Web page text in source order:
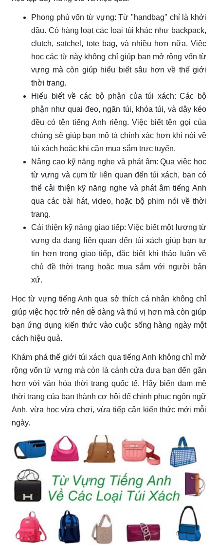
Phong phú vốn từ vựng: Từ "handbag" chỉ là khởi
đầu. Có hàng loạt các loại túi khác như backpack,
clutch, satchel, tote bag, và nhiều hơn nữa. Việc
học các từ này không chỉ giúp bạn mở rộng vốn từ
vựng mà còn giúp hiểu biết sâu hơn về thế giới
thời trang.
Hiểu biết về các bộ phận của túi xách: Các bộ
phận như quai đeo, ngăn túi, khóa túi, và dây kéo
đều có tên tiếng Anh riêng. Việc biết tên gọi của
chúng sẽ giúp bạn mô tả chính xác hơn khi nói về
túi xách hoặc khi cần mua sắm trực tuyến.
Nâng cao kỹ năng nghe và phát âm: Qua việc học
từ vựng và cụm từ liên quan đến túi xách, bạn có
thể cải thiện kỹ năng nghe và phát âm tiếng Anh
qua các bài hát, video, hoặc bộ phim nói về thời
trang.
Cải thiện kỹ năng giao tiếp: Việc biết một lượng từ
vựng đa dạng liên quan đến túi xách giúp bạn tự
tin hơn trong giao tiếp, đặc biệt khi thảo luận về
chủ đề thời trang hoặc mua sắm với người bản
xứ.
Học từ vựng tiếng Anh qua sở thích cá nhân không chỉ
giúp việc học trở nên dễ dàng và thú vị hơn mà còn giúp
bạn ứng dụng kiến thức vào cuộc sống hàng ngày một
cách hiệu quả.
Khám phá thế giới túi xách qua tiếng Anh không chỉ mở
rộng vốn từ vựng mà còn là cánh cửa đưa bạn đến gần
hơn với văn hóa thời trang quốc tế. Hãy biến đam mê
thời trang của bạn thành cơ hội để chinh phục ngôn ngữ
Anh, vừa học vừa chơi, vừa tiếp cận kiến thức mới mỗi
ngày.